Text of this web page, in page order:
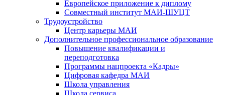
Европейское приложение к диплому
Совместный институт МАИ-ШУЦТ
Трудоустройство
Центр карьеры МАИ
Дополнительное профессиональное образование
Повышение квалификации и
переподготовка
Программы нацпроекта «Кадры»
Цифровая кафедра МАИ
Школа управления